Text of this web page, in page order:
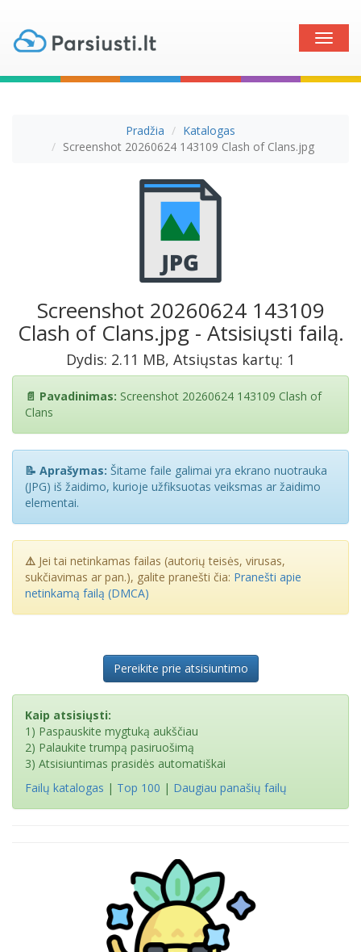
Toggle
Pradžia
Katalogas
Screenshot 20260624 143109 Clash of Clans.jpg
Screenshot 20260624 143109
Clash of Clans.jpg - Atsisiųsti failą.
Dydis: 2.11 MB, Atsiųstas kartų: 1
📄 Pavadinimas: Screenshot 20260624 143109 Clash of
Clans
📝 Aprašymas: Šitame faile galimai yra ekrano nuotrauka
(JPG) iš žaidimo, kurioje užfiksuotas veiksmas ar žaidimo
elementai.
⚠️ Jei tai netinkamas failas (autorių teisės, virusas,
sukčiavimas ar pan.), galite pranešti čia: Pranešti apie
netinkamą failą (DMCA)
Pereikite prie atsisiuntimo
Kaip atsisiųsti:
1) Paspauskite mygtuką aukščiau
2) Palaukite trumpą pasiruošimą
3) Atsisiuntimas prasidės automatiškai
Failų katalogas | Top 100 | Daugiau panašių failų